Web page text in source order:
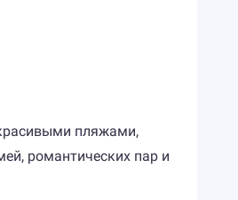
пляжами,
романтических пар и